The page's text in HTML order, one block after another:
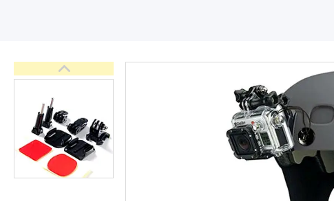
Студійні парасольки
Студійне світло
Лампи для постійного та
імпульсного світла
Набори постійного світла для
фото і відео
Набори імпульсного світла